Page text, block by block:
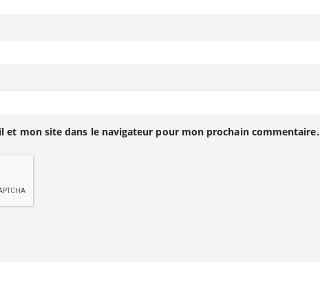
et mon site dans le navigateur pour mon prochain commentaire.